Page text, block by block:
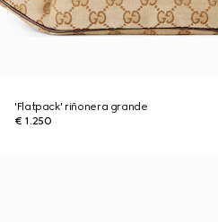
'Flatpack' riñonera grande
€ 1.250